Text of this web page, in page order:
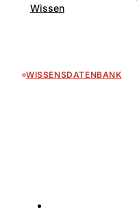
Wissen
WISSENSDATENBANK